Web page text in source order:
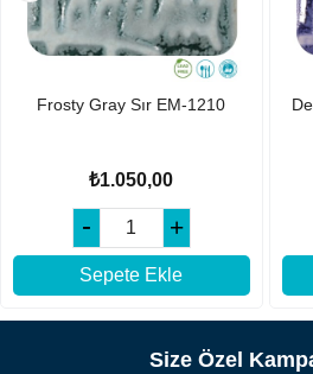
Frosty Gray Sır EM-1210
₺1.050,00
Sepete Ekle
Size Özel